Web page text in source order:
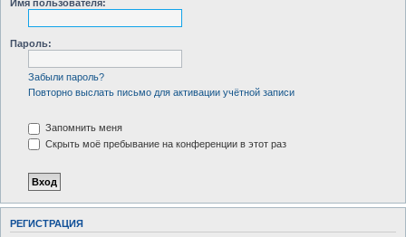
Имя пользователя:
Пароль:
Забыли пароль?
Повторно выслать письмо для активации учётной записи
Запомнить меня
Скрыть моё пребывание на конференции в этот раз
РЕГИСТРАЦИЯ